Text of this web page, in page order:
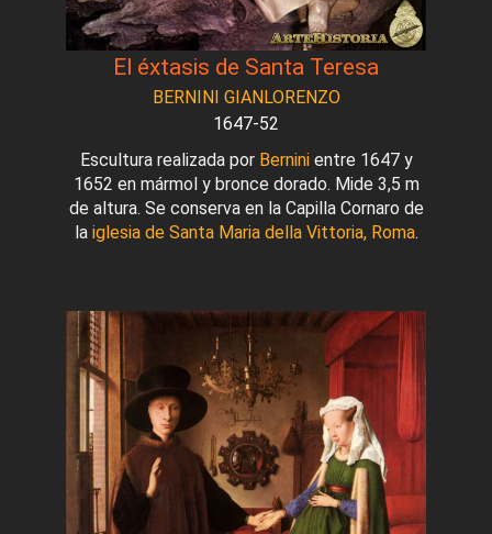
El éxtasis de Santa Teresa
BERNINI GIANLORENZO
1647-52
Escultura realizada por Berninientre 1647 y
1652 en mármol y bronce dorado. Mide 3,5 m
de altura. Se conserva en la Capilla Cornaro de
la iglesia de Santa Maria della Vittoria, Roma.